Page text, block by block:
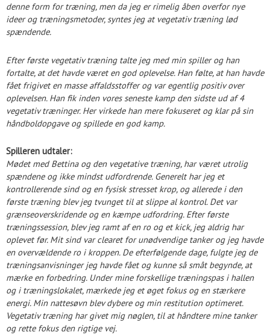
denne form for træning, men da jeg er rimelig åben overfor nye
ideer og træningsmetoder, syntes jeg at vegetativ træning lød
spændende.
Efter første vegetativ træning talte jeg med min spiller og han
fortalte, at det havde været en god oplevelse. Han følte, at han havde
fået frigivet en masse affaldsstoffer og var egentlig positiv over
oplevelsen. Han fik inden vores seneste kamp den sidste ud af 4
vegetativ træninger. Her virkede han mere fokuseret og klar på sin
håndboldopgave og spillede en god kamp.
Spilleren udtaler:
Mødet med Bettina og den vegetative træning, har været utrolig
spændene og ikke mindst udfordrende. Generelt har jeg et
kontrollerende sind og en fysisk stresset krop, og allerede i den
første træning blev jeg tvunget til at slippe al kontrol. Det var
grænseoverskridende og en kæmpe udfordring. Efter første
træningssession, blev jeg ramt af en ro og et kick, jeg aldrig har
oplevet før. Mit sind var clearet for unødvendige tanker og jeg havde
en overvældende ro i kroppen. De efterfølgende dage, fulgte jeg de
træningsanvisninger jeg havde fået og kunne så småt begynde, at
mærke en forbedring. Under mine forskellige træningspas i hallen
og i træningslokalet, mærkede jeg et øget fokus og en stærkere
energi. Min nattesøvn blev dybere og min restitution optimeret.
Vegetativ træning har givet mig nøglen, til at håndtere mine tanker
og rette fokus den rigtige vej.